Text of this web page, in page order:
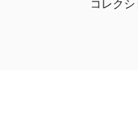
コレク